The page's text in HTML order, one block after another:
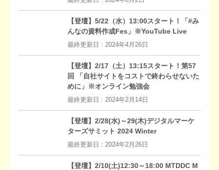
【登壇】5/22（水）13:00スタート！「#み
んなの資料作成Fes」※YouTube Live
最終更新日 : 2024年4月26日
【登壇】2/17（土）13:15スタート！第57
回 「自社サイトをコストで終わらせないた
めに」※オンライン勉強会
最終更新日 : 2024年2月14日
【登壇】2/28(水)～29(木)デジタルマーケ
ターズサミット 2024 Winter
最終更新日 : 2024年2月26日
【登壇】2/10(土)12:30～18:00 MTDDC M